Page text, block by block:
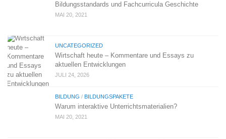
Bildungsstandards und Fachcurricula Geschichte
MAI 20, 2021
UNCATEGORIZED
Wirtschaft heute – Kommentare und Essays zu
aktuellen Entwicklungen
JULI 24, 2026
BILDUNG / BILDUNGSPAKETE
Warum interaktive Unterrichtsmaterialien?
MAI 20, 2021